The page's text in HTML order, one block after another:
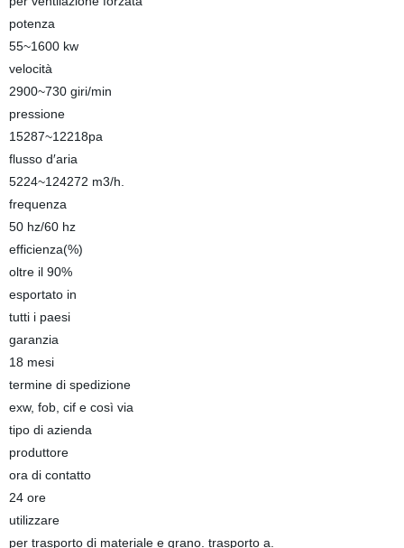
potenza
55~1600 kw
velocità
2900~730 giri/min
pressione
15287~12218pa
flusso d′aria
5224~124272 m3/h.
frequenza
50 hz/60 hz
efficienza(%)
oltre il 90%
esportato in
tutti i paesi
garanzia
18 mesi
termine di spedizione
exw, fob, cif e così via
tipo di azienda
produttore
ora di contatto
24 ore
utilizzare
per trasporto di materiale e grano. trasporto a.